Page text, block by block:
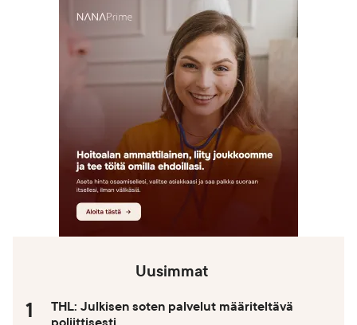
Uusimmat
THL: Julkisen soten palvelut määriteltävä